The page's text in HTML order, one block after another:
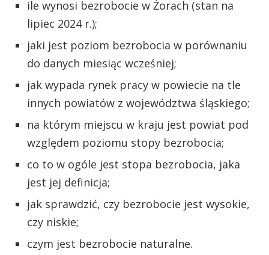
ile wynosi bezrobocie w Żorach (stan na
lipiec 2024 r.);
jaki jest poziom bezrobocia w porównaniu
do danych miesiąc wcześniej;
jak wypada rynek pracy w powiecie na tle
innych powiatów z województwa śląskiego;
na którym miejscu w kraju jest powiat pod
względem poziomu stopy bezrobocia;
co to w ogóle jest stopa bezrobocia, jaka
jest jej definicja;
jak sprawdzić, czy bezrobocie jest wysokie,
czy niskie;
czym jest bezrobocie naturalne.